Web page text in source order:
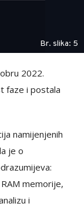
Br. slika: 5
2022.
faze i postala
namijenjenih
je o
memorije,
i